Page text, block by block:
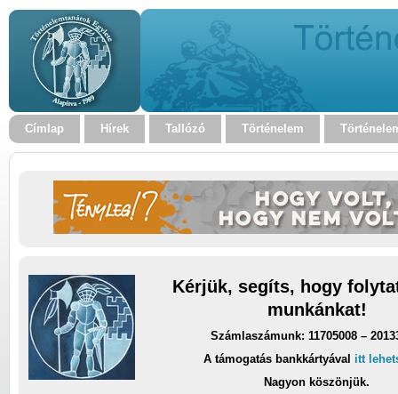
Címlap Hírek Tallózó Történelem
Kérjük, segíts, hogy
munkánkat!
Számlaszámunk: 11705008 –
A támogatás bankkártyával itt
Nagyon köszönjük.